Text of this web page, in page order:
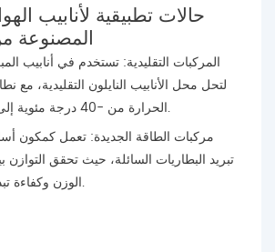
حالات تطبيقية لأنابيب
المصنوعة
لتحل محل الأنابيب النايلون التقليدية، مع
الحرارة من -40 درجة مئوية إلى 150 درجة مئوية.
تبريد البطاريات السائلة، حيث تحقق
الوزن وكفاءة تبديد الحرارة العالية.